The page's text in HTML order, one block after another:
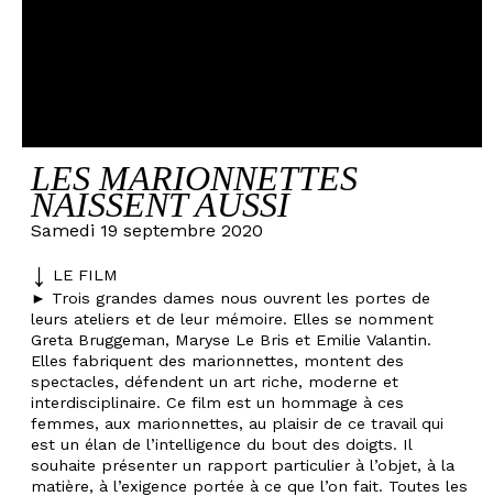
LES MARIONNETTES
NAISSENT AUSSI
Samedi 19 septembre 2020
LE FILM
► Trois grandes dames nous ouvrent les portes de
leurs ateliers et de leur mémoire. Elles se nomment
Greta Bruggeman, Maryse Le Bris et Emilie Valantin.
Elles fabriquent des marionnettes, montent des
spectacles, défendent un art riche, moderne et
interdisciplinaire. Ce film est un hommage à ces
femmes, aux marionnettes, au plaisir de ce travail qui
est un élan de l’intelligence du bout des doigts. Il
souhaite présenter un rapport particulier à l’objet, à la
matière, à l’exigence portée à ce que l’on fait. Toutes les